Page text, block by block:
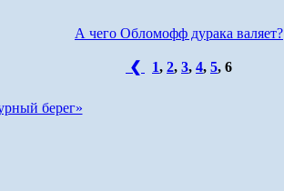
А чего Обломофф дурака валяет?
❮ 1, 2, 3, 4, 5, 6
берег»